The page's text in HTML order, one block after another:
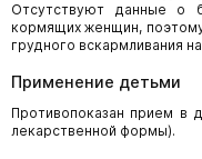
Отсутствуют данные о
кормящих женщин,
грудного вскармливания
Применение детьми
Противопоказан прием в
лекарственной формы).